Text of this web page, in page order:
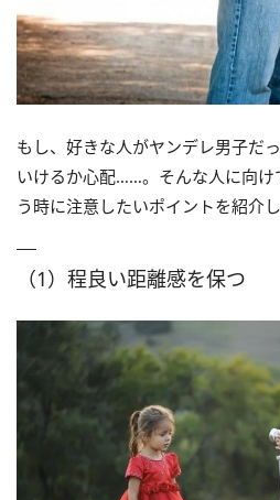
もし、好きな人がヤンデレ男子だ
いけるか心配……。そんな人に向け
う時に注意したいポイントを紹介し
（1）程良い距離感を保つ